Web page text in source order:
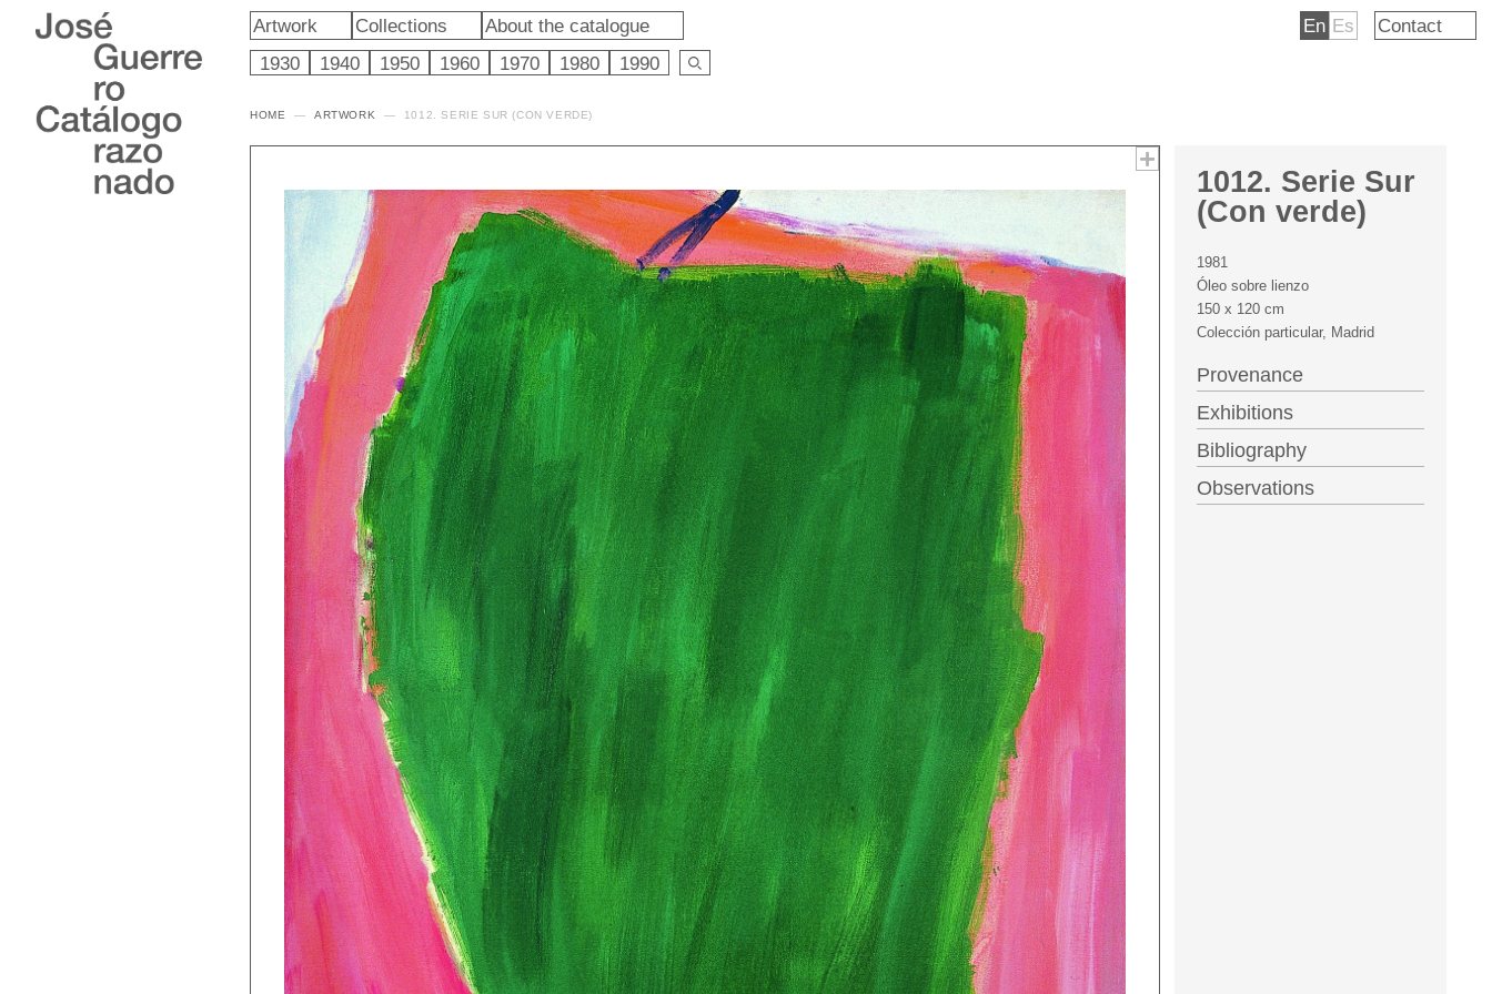
Artwork Collections
About the catalogue
1930
1940 1950 1960 1970 1980 1990
En Es Contact
HOME ARTWORK 1012. SERIE SUR (CON VERDE)
1012. Serie Sur
(Con verde)
1981
Óleo sobre lienzo
150 x 120 cm
Colección particular, Madrid
Provenance
Exhibitions
Bibliography
Observations